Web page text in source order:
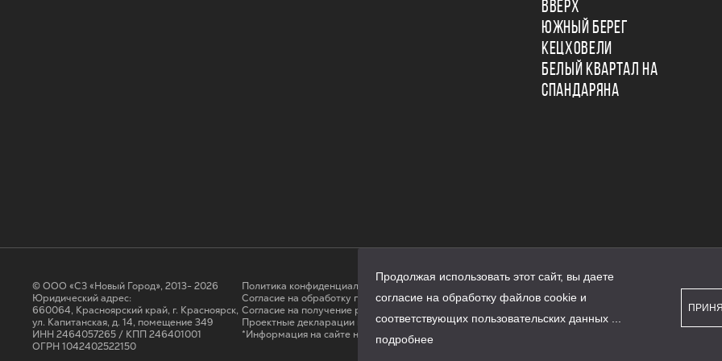
ВВЕРХ
ЮЖНЫЙ БЕРЕГ
КЕЦХОВЕЛИ
БЕЛЫЙ КВАРТАЛ НА
СПАНДАРЯНА
© ООО «СЗ «Новый Город», 2013- 2026
Юридический адрес:
660064, Красноярский край, г. Красноярск,
ул. Капитанская, д. 14, помещение 349
ИНН 2464057265 / КПП 246401001
ОГРН 1042402522150
Политика конфиденциальности
Согласие на обработку персональных данных
Cогласие на получение рассылки
Проектные декларации на сайте наш.дом.рф
*Информация на сайте не является публичной офертой
Продолжая использовать этот сайт, вы даете
согласие на обработку файлов cookie и
соответствующих пользовательских данных
подробнее